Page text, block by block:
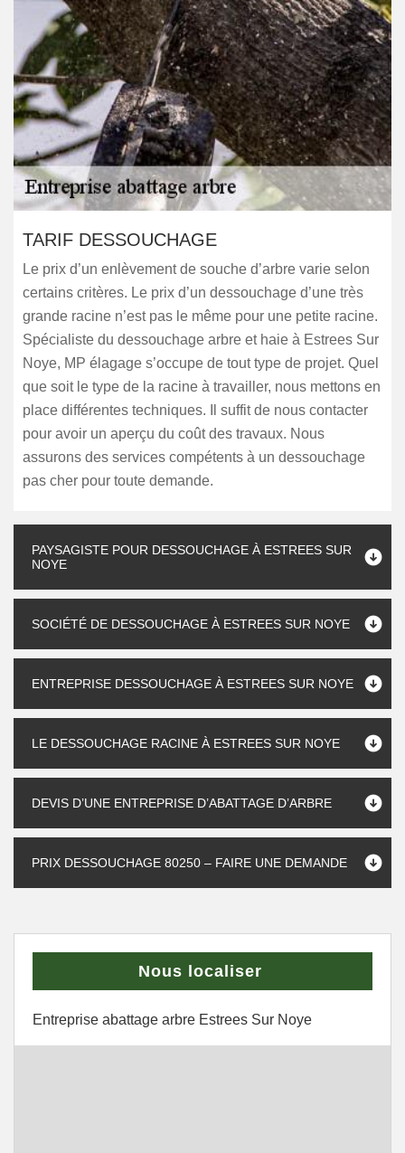
TARIF DESSOUCHAGE
Le prix d’un enlèvement de souche d’arbre varie selon
certains critères. Le prix d’un dessouchage d’une très
grande racine n’est pas le même pour une petite racine.
Spécialiste du dessouchage arbre et haie à Estrees Sur
Noye, MP élagage s’occupe de tout type de projet. Quel
que soit le type de la racine à travailler, nous mettons en
place différentes techniques. Il suffit de nous contacter
pour avoir un aperçu du coût des travaux. Nous
assurons des services compétents à un dessouchage
pas cher pour toute demande.
PAYSAGISTE POUR DESSOUCHAGE À ESTREES SUR
NOYE
SOCIÉTÉ DE DESSOUCHAGE À ESTREES SUR NOYE
ENTREPRISE DESSOUCHAGE À ESTREES SUR NOYE
LE DESSOUCHAGE RACINE À ESTREES SUR NOYE
DEVIS D’UNE ENTREPRISE D’ABATTAGE D’ARBRE
PRIX DESSOUCHAGE 80250 – FAIRE UNE DEMANDE
Nous localiser
Entreprise abattage arbre Estrees Sur Noye